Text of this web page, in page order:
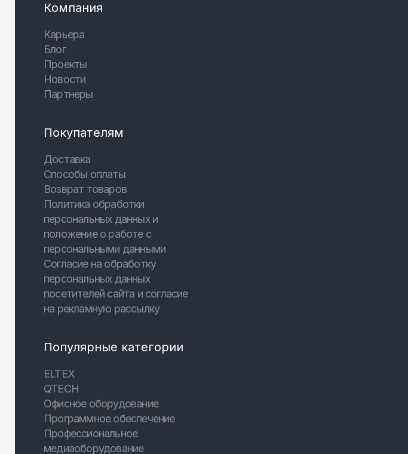
Компания
Карьера
Блог
Проекты
Новости
Партнеры
Покупателям
Доставка
Способы оплаты
Возврат товаров
Политика обработки
персональных данных и
положение о работе с
персональными данными
Согласие на обработку
персональных данных
посетителей сайта и согласие
на рекламную рассылку
Популярные категории
ELTEX
QTECH
Офисное оборудование
Программное обеспечение
Профессиональное
медиаоборудование